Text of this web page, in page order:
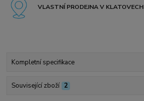
VLASTNÍ PRODEJNA V KLATOVECH
Kompletní specifikace
Související zboží 2